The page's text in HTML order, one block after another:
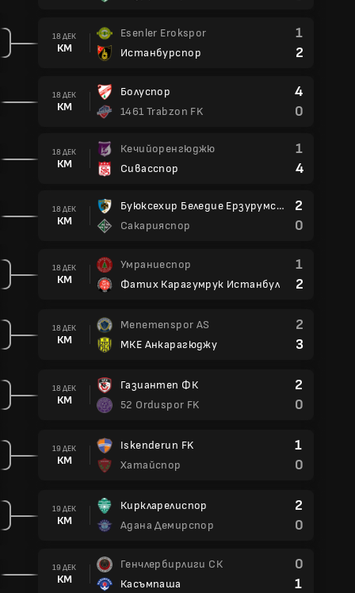
18 ДЕК
КМ
Esenler Erokspor
Истанбурспор
1
2
18 ДЕК
КМ
Болуспор
1461 Trabzon FK
4
0
18 ДЕК
КМ
Кечийоренгюджю
Сивасспор
1
4
18 ДЕК
КМ
Буюксехир Беледие Ерзурумспор
Сакарияспор
2
0
18 ДЕК
КМ
Умраниеспор
Фатих Карагумрук Истанбул
1
2
18 ДЕК
КМ
Menemenspor AS
МКЕ Анкарагюджу
2
3
18 ДЕК
КМ
Газиантеп ФК
52 Orduspor FK
2
0
19 ДЕК
КМ
Iskenderun FK
Хатайспор
1
0
19 ДЕК
КМ
Киркларелиспор
Адана Демирспор
2
0
19 ДЕК
КМ
Генчлербирлиги СК
Касъмпаша
0
1